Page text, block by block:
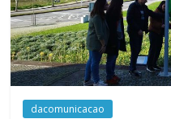
dacomunicacao